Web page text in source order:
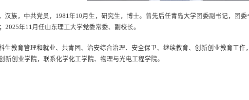
汉族，中共党员，1981年10月生，研究生，博士。曾先后任青岛大学团委副书记，团
2025年11月任山东理工大学党委常委、副校长。
生教育管理和就业、共青团、治安综合治理、安全保卫、继续教育、创新创业教育工作
新创业学院，联系化学化工学院、物理与光电工程学院。